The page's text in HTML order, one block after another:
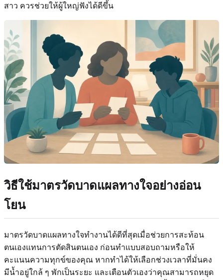
สาว ควรช่วยให้ผู้ใหญ่ฟังได้ดีขึ้น
วิธีใช้มาตรวัดบาดแผลทางใจอย่างอ่อน
โยน
มาตรวัดบาดแผลทางใจทำงานได้ดีที่สุดเมื่อช่วยการสะท้อน
ตนเองแทนการตัดสินตนเอง ก่อนทำแบบสอบถามหรือให้
คะแนนความทุกข์ของคุณ หากทำได้ให้เลือกช่วงเวลาที่มั่นคง
มีน้ำอยู่ใกล้ ๆ พักเป็นระยะ และเตือนตัวเองว่าคุณสามารถหยุด